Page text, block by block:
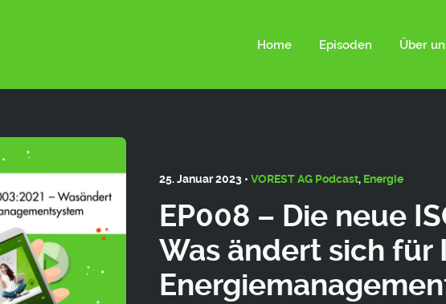
Home Episoden Über
25. Januar 2023 • VOREST AG Podcast, Energie
EP008 – Die neue
Was ändert sich für